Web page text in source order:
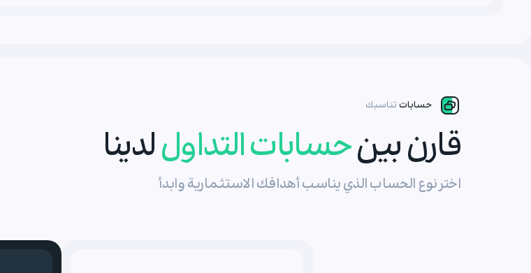
حسابات تناسبك
قارن بينحسابات التداوللدينا
اختر نوع الحساب الذي يناسب أهدافك الاستثمارية وابدأ